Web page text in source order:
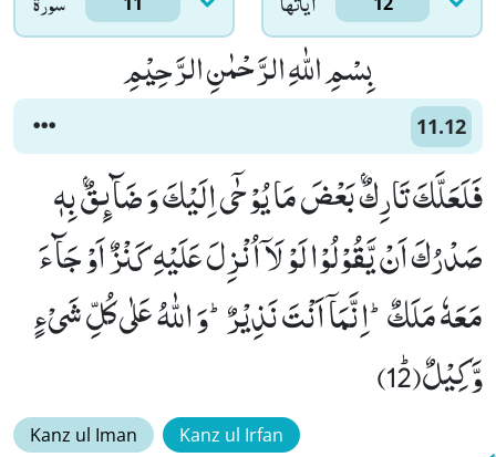
بِسْمِ اللّٰهِ الرَّحْمٰنِ الرَّحِیْمِ
11.12
فَلَعَلَّكَ تَارِكٌۢ بَعْضَ مَا یُوْحٰۤى اِلَیْكَ وَ ضَآىٕقٌۢ بِهٖ
صَدْرُكَ اَنْ یَّقُوْلُوْا لَوْ لَاۤ اُنْزِلَ عَلَیْهِ كَنْزٌ اَوْ جَآءَ
مَعَهٗ مَلَكٌؕ-اِنَّمَاۤ اَنْتَ نَذِیْرٌؕ-وَ اللّٰهُ عَلٰى كُلِّ شَیْءٍ
وَّكِیْلٌﭤ(12)
Kanz ul Iman Kanz ul Irfan